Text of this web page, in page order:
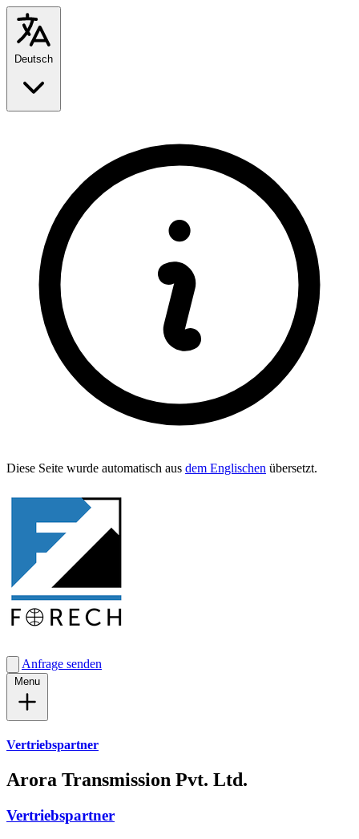
Diese Seite wurde automa­tisch aus dem Englis­chen übersetzt.
Anfrage senden
Vertriebspartner
Arora Transmission Pvt. Ltd.
Vertriebspartner